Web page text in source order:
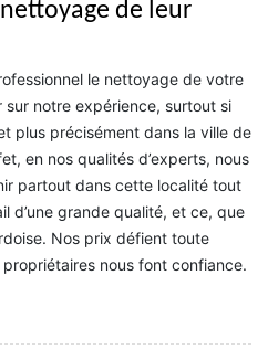
de leur
le nettoyage de votre
notre expérience, surtout si
plus précisément dans la ville de
en nos qualités d’experts, nous
partout dans cette localité tout
d’une grande qualité, et ce, que
Nos prix défient toute
nous font confiance.